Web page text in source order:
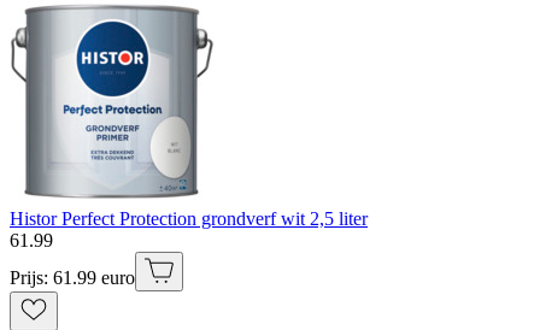
Histor Perfect Protection grondverf wit 2,5 liter
61 .99
Prijs: 61.99 euro